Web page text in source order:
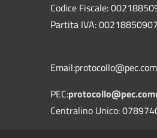
Codice Fiscale:
Partita IVA: 00218850907
PEC:
Centralino Unico: